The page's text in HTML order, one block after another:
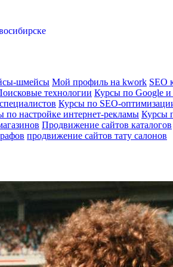
шмейсы Мой профиль на kwork SEO
технологии Курсы по Google
Курсы по SEO-
по настройке интернет-рекламы Курсы
Продвижение сайтов каталогов
продвижение сайтов тату салонов